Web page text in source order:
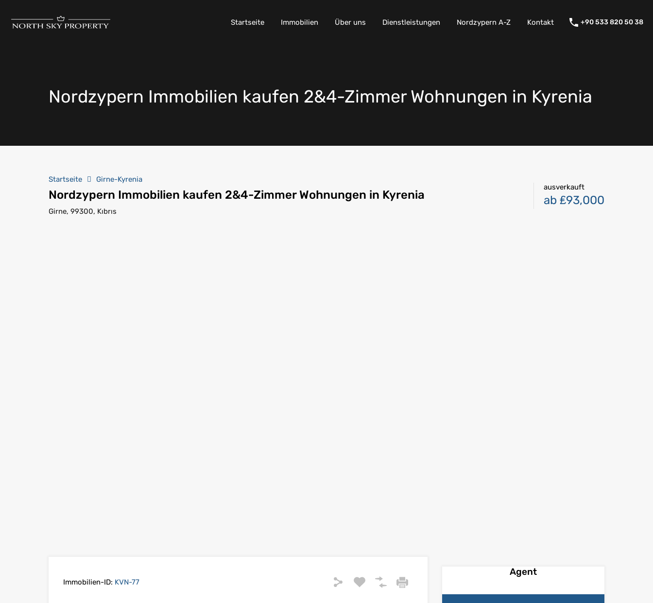
Startseite Immobilien Über uns Dienstleistungen Nordzypern A-Z Kontakt +90 533 820 50 38
Nordzypern Immobilien kaufen 2&4-Zimmer Wohnungen in Kyrenia
Startseite Girne-Kyrenia
Nordzypern Immobilien kaufen 2&4-Zimmer Wohnungen in Kyrenia
Girne, 99300, Kıbrıs
ausverkauft
ab ₤93,000
Immobilien-ID: KVN-77
Agent